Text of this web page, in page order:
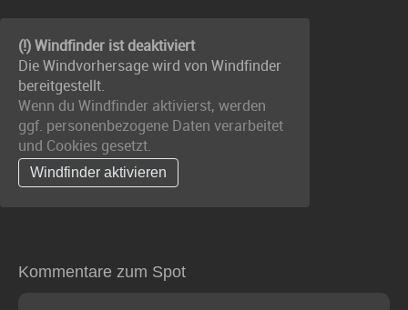
(!) Windfinder ist deaktiviert
Die Windvorhersage wird von Windfinder
bereitgestellt.
Wenn du Windfinder aktivierst, werden
ggf. personenbezogene Daten verarbeitet
und Cookies gesetzt.
Windfinder aktivieren
Kommentare zum Spot